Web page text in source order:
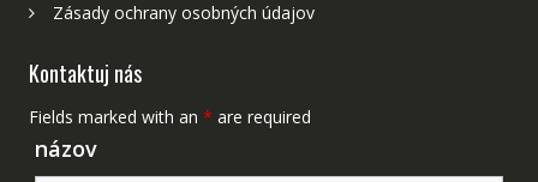
Zásady ochrany osobných údajov
Kontaktuj nás
Fields marked with an * are required
názov